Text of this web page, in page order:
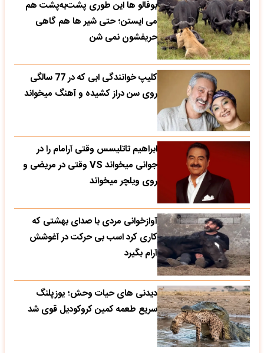
بوفالو ها این‌ طوری پشت‌به‌پشت هم
می‌ ایستن؛ حتی شیر ها هم گاهی
حریفشون نمی‌ شن
کلیپ خوانندگی ابی که در 77 سالگی
روی سن دراز کشیده و آهنگ میخواند
ابراهیم تاتلیسس وقتی آرامام را در
جوانی میخواند VS وقتی در مریضی و
روی ویلچر میخواند
آوازخوانی مردی با صدای بهشتی که
کاری کرد اسب بی حرکت در آغوشش
آرام بگیرد
دیدنی های حیات وحش؛ یوزپلنگ
سریع طعمه کمین کروکودیل قوی شد